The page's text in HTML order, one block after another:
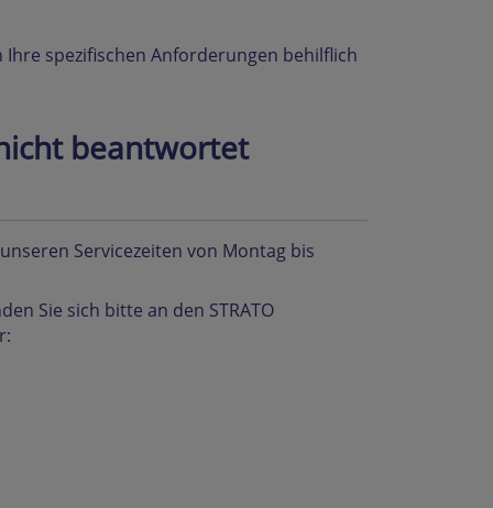
spezifischen Anforderungen behilflich
beantwortet
Servicezeiten von Montag bis
Sie sich bitte an den STRATO